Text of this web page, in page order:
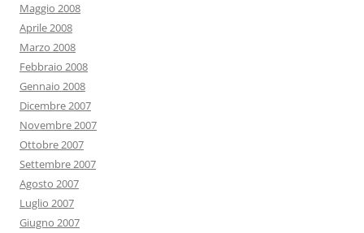
Maggio 2008
Aprile 2008
Marzo 2008
Febbraio 2008
Gennaio 2008
Dicembre 2007
Novembre 2007
Ottobre 2007
Settembre 2007
Agosto 2007
Luglio 2007
Giugno 2007